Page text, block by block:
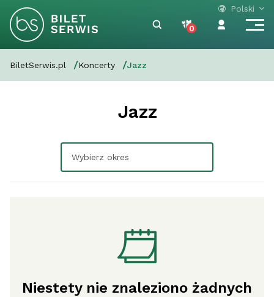
Polski
0
BiletSerwis.pl Koncerty Jazz
Jazz
Niestety nie znaleziono żadnych